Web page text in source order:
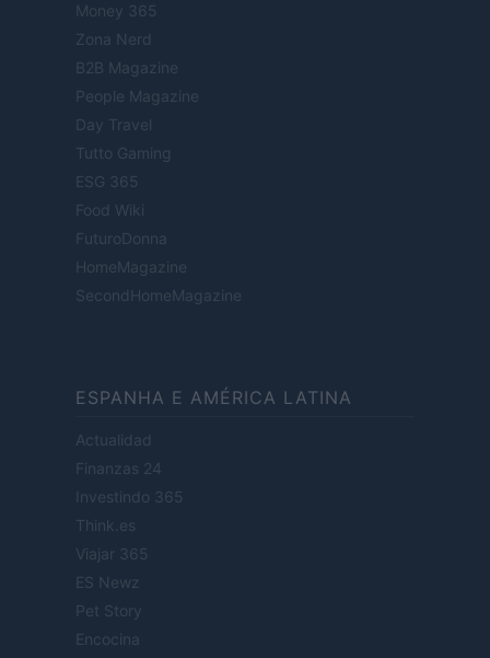
Money 365
Zona Nerd
B2B Magazine
People Magazine
Day Travel
Tutto Gaming
ESG 365
Food Wiki
FuturoDonna
HomeMagazine
SecondHomeMagazine
ESPANHA E AMÉRICA LATINA
Actualidad
Finanzas 24
Investindo 365
Think.es
Viajar 365
ES Newz
Pet Story
Encocina